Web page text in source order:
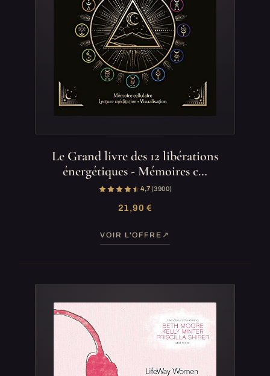
Le Grand livre des 12 libérations
énergétiques - Mémoires c…
4,7(3 900)
21,90 €
VOIR L'OFFRE